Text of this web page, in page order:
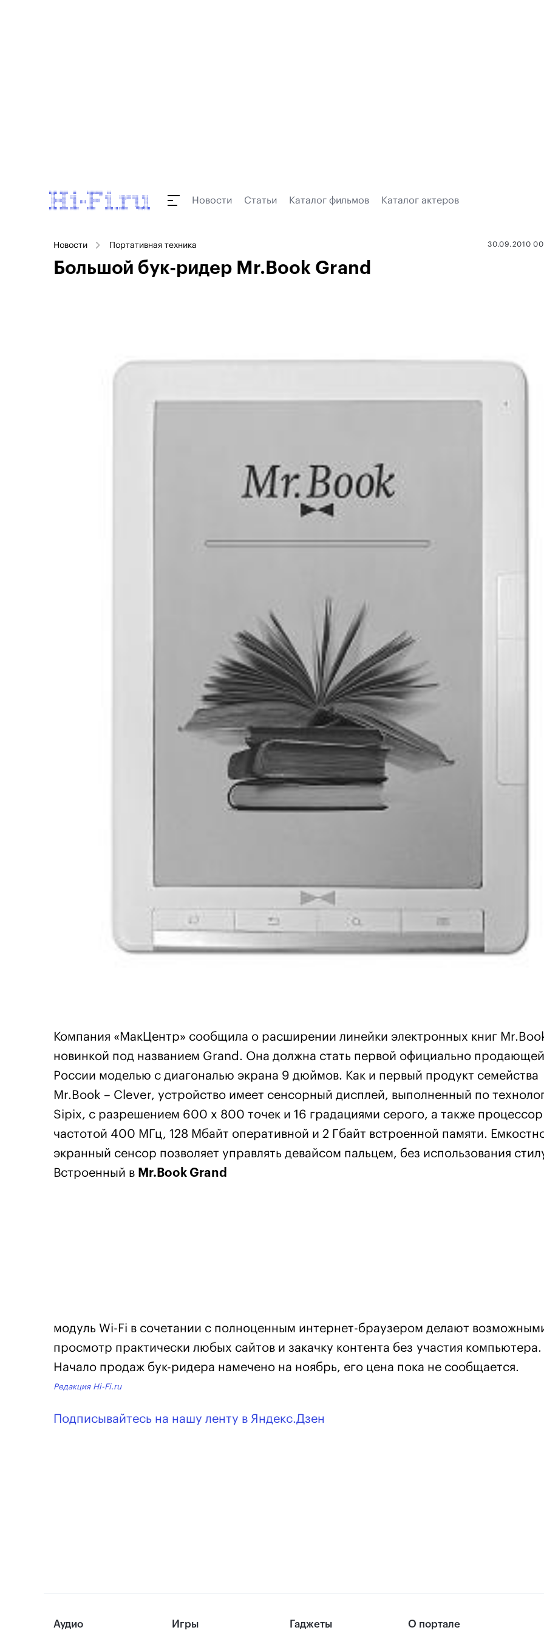
Новости Статьи Каталог фильмов Каталог актеров
Новости Портативная техника 30.09.2010
Большой бук-ридер Mr.Book Grand
Компания «МакЦентр» сообщила о расширении линейки электронных книг
новинкой под названием Grand. Она должна стать первой официально
России моделью с диагональю экрана 9 дюймов. Как и первый продукт семейства
Mr.Book – Clever, устройство имеет сенсорный дисплей, выполненный по
Sipix, с разрешением 600 x 800 точек и 16 градациями серого, а также
частотой 400 МГц, 128 Мбайт оперативной и 2 Гбайт встроенной памяти.
экранный сенсор позволяет управлять девайсом пальцем, без использования
Встроенный в Mr.Book Grand
модуль Wi-Fi в сочетании с полноценным интернет-браузером делают
просмотр практически любых сайтов и закачку контента без участия компьютера.
Начало продаж бук-ридера намечено на ноябрь, его цена пока не сообщается.
Редакция Hi-Fi.ru
Подписывайтесь на нашу ленту в Яндекс.Дзен
Аудио Игры Гаджеты О портале